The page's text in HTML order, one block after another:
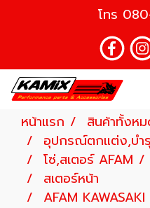
โทร
หน้าแรก
สินค้าทั้งห
อุปกรณ์ตกแต่ง,บำ
โซ่,สเตอร์ AFAM
สเตอร์หน้า
AFAM